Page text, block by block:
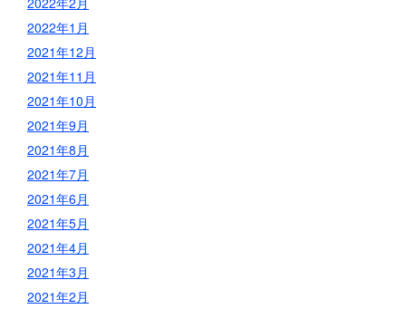
2022年1月
2021年12月
2021年11月
2021年10月
2021年9月
2021年8月
2021年7月
2021年6月
2021年5月
2021年4月
2021年3月
2021年2月